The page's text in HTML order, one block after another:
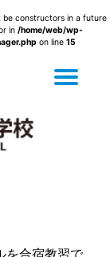
be constructors in a future
in /home/web/wp-
on line 15
を合宿教習で